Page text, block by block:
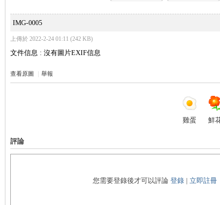
IMG-0005
上傳於 2022-2-24 01:11 (242 KB)
文件信息 : 沒有圖片EXIF信息
查看原圖 舉報
雞蛋 鮮
評論
您需要登錄後才可以評論登錄 立即註冊